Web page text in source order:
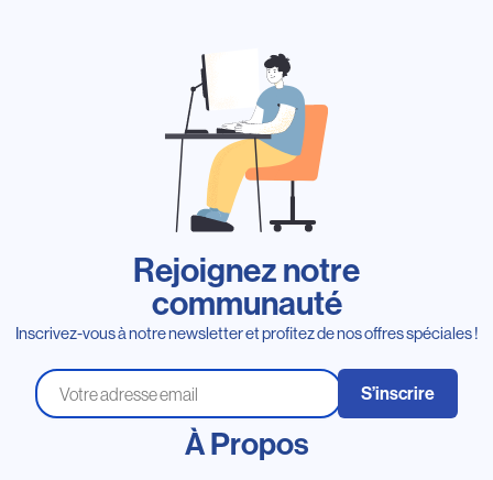
Rejoignez notre
communauté
Inscrivez-vous à notre newsletter et profitez de nos offres spéciales !
S’inscrire
À Propos